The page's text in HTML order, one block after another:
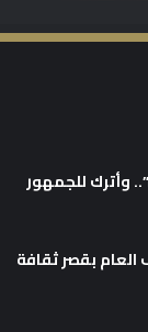
وأترك للجمهور
بقصر ثقافة